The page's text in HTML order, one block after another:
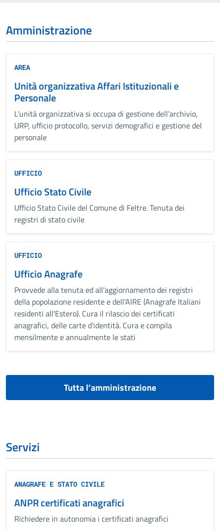
Amministrazione
AREA
Unità organizzativa Affari Istituzionali e
Personale
L’unità organizzativa si occupa di gestione dell’archivio,
URP, ufficio protocollo, servizi demografici e gestione del
personale
UFFICIO
Ufficio Stato Civile
Ufficio Stato Civile del Comune di Feltre. Tenuta dei
registri di stato civile
UFFICIO
Ufficio Anagrafe
Provvede alla tenuta ed all'aggiornamento dei registri
della popolazione residente e dell'AIRE (Anagrafe Italiani
residenti all'Estero). Cura il rilascio dei certificati
anagrafici, delle carte d'identità. Cura e compila
mensilmente e annualmente le stati
Tutta l’amministrazione
Servizi
ANAGRAFE E STATO CIVILE
ANPR certificati anagrafici
Richiedere in autonomia i certificati anagrafici